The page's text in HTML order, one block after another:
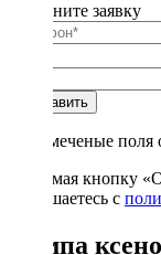
Заполните заявку
Отправить
* - отмеченые поля
Нажимая кнопку
соглашаетесь с
Лампа